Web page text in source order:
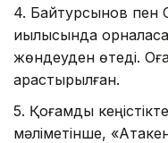
4. Байтурсынов пен
қиылысында
жөндеуден өтеді.
қарастырылған.
5. Қоғамдық
мәліметінше,